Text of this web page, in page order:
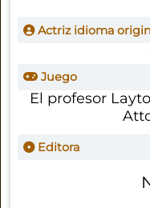
Actriz idioma
Juego
El profesor
Editora